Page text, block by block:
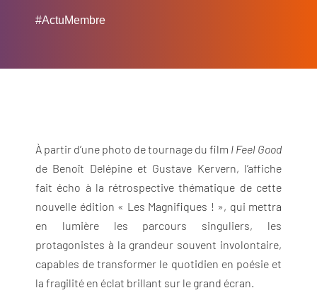
#ActuMembre
À partir d’une photo de tournage du film I Feel Good
de Benoît Delépine et Gustave Kervern, l’affiche
fait écho à la rétrospective thématique de cette
nouvelle édition « Les Magnifiques ! », qui mettra
en lumière les parcours singuliers, les
protagonistes à la grandeur souvent involontaire,
capables de transformer le quotidien en poésie et
la fragilité en éclat brillant sur le grand écran.